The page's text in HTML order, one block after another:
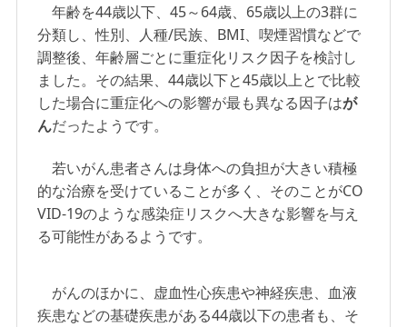
年齢を44歳以下、45～64歳、65歳以上の3群に
分類し、性別、人種/民族、BMI、喫煙習慣などで
調整後、年齢層ごとに重症化リスク因子を検討し
ました。その結果、44歳以下と45歳以上とで比較
した場合に重症化への影響が最も異なる因子はが
んだったようです。
若いがん患者さんは身体への負担が大きい積極
的な治療を受けていることが多く、そのことがCO
VID-19のような感染症リスクへ大きな影響を与え
る可能性があるようです。
がんのほかに、虚血性心疾患や神経疾患、血液
疾患などの基礎疾患がある44歳以下の患者も、そ